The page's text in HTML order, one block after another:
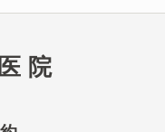
院